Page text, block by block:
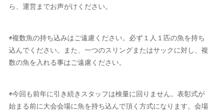
ら、運営までお声がけください。
◉複数魚の持ち込みはご遠慮ください。必ず１人１匹の魚を持ち
込んでください。また、一つのスリングまたはサックに対し、複
数の魚を入れる事はご遠慮ください。
◉今回も前年に引き続きスタッフは検量に回りません。表彰式が
始まる前に大会会場に魚を持ち込んで頂く方式になります。会場